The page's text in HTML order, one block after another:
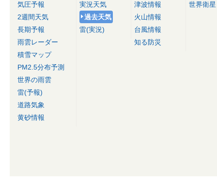
気圧予報
2週間天気
長期予報
雨雲レーダー
積雪マップ
PM2.5分布予測
世界の雨雲
雷(予報)
道路気象
黄砂情報
実況天気
過去天気
雷(実況)
津波情報
火山情報
台風情報
知る防災
世界衛星